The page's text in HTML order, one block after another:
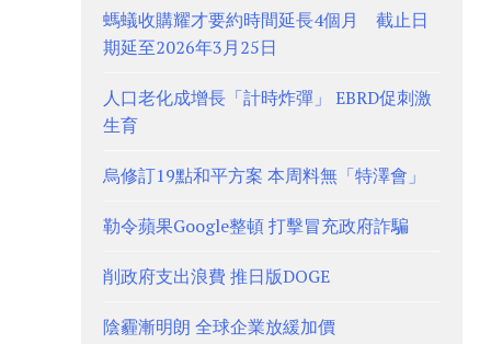
螞蟻收購耀才要約時間延長4個月 截止日
期延至2026年3月25日
人口老化成增長「計時炸彈」 EBRD促刺激
生育
烏修訂19點和平方案 本周料無「特澤會」
勒令蘋果Google整頓 打擊冒充政府詐騙
削政府支出浪費 推日版DOGE
陰霾漸明朗 全球企業放緩加價